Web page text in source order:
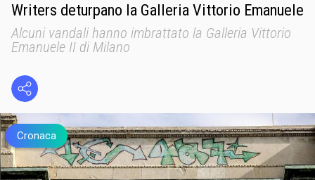
Writers deturpano la Galleria Vittorio Emanuele
Alcuni vandali hanno imbrattato la Galleria Vittorio
Emanuele II di Milano
Cronaca